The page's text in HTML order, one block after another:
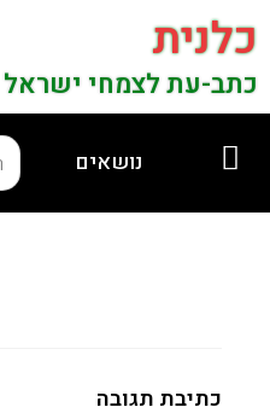
כלנית
כתב-עת לצמחי ישראל
נושאים
כתיבת תגובה